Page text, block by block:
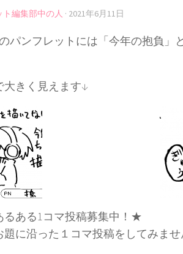
編集部中の人 · 2021年6月11日
パンフレットには「今年の抱負」
大きく見えます↓
ある1コマ投稿募集中！★
題に沿った１コマ投稿をしてみま